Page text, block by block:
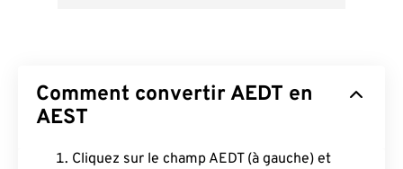
Comment convertir AEDT en
AEST
Cliquez sur le champ AEDT (à gauche) et